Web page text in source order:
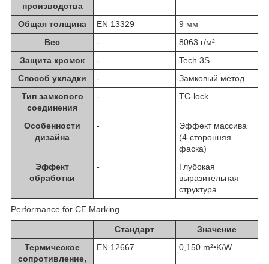
производства
Общая толщина EN 13329
9 мм
Вес
-
8063 г/м²
Защита кромок
-
Tech 3S
Способ укладки
-
Замковый метод
Тип замкового
соединения
- TC-lock
Особенности
дизайна
-
Эффект массива
(4-сторонняя
фаска)
Эффект
обработки
-
Глубокая
выразительная
структура
Performance for CE Marking
Стандарт
Значение
Термическое
сопротивление,
EN 12667 0,150 m²•K/W